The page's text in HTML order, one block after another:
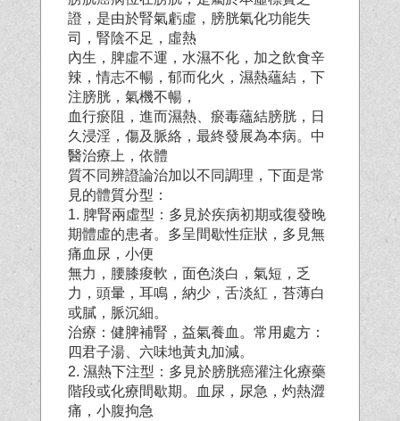
證，是由於腎氣虧虛，膀胱氣化功能失
司，腎陰不足，虛熱
內生，脾虛不運，水濕不化，加之飲食辛
辣，情志不暢，郁而化火，濕熱蘊結，下
注膀胱，氣機不暢，
血行瘀阻，進而濕熱、瘀毒蘊結膀胱，日
久浸淫，傷及脈絡，最終發展為本病。中
醫治療上，依體
質不同辨證論治加以不同調理，下面是常
見的體質分型：
1. 脾腎兩虛型：多見於疾病初期或復發晚
期體虛的患者。多呈間歇性症狀，多見無
痛血尿，小便
無力，腰膝痠軟，面色淡白，氣短，乏
力，頭暈，耳鳴，納少，舌淡紅，苔薄白
或膩，脈沉細。
治療：健脾補腎，益氣養血。常用處方：
四君子湯、六味地黃丸加減。
2. 濕熱下注型：多見於膀胱癌灌注化療藥
階段或化療間歇期。血尿，尿急，灼熱澀
痛，小腹拘急